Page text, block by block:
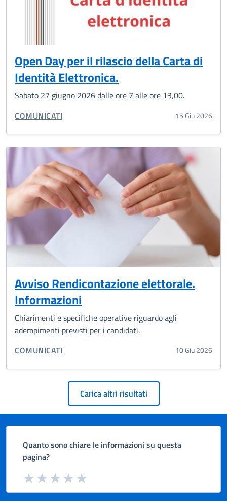
Open Day per il rilascio della Carta di
Identità Elettronica.
Sabato 27 giugno 2026 dalle ore 7 alle ore 13,00.
CATEGORIA CORRELATA:
COMUNICATI 15 Giu 2026
Avviso Rendicontazione elettorale.
Informazioni
Chiarimenti e specifiche operative riguardo agli
adempimenti previsti per i candidati.
CATEGORIA CORRELATA:
COMUNICATI 10 Giu 2026
Paginazione
Carica altri risultati
Quanto sono chiare le informazioni su questa
pagina?
Valuta da 1 a 5 stelle la pagina
Valuta 5 stelle su 5
Valuta 4 stelle su 5
Valuta 3 stelle su 5
Valuta 2 stelle su 5
Valuta 1 stelle su 5